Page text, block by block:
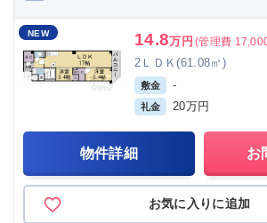
NEW 14.8万円 (管理費
2ＬＤＫ(61.08㎡)
敷金 -
礼金 20万円
物件詳細 お
お気に入りに追加